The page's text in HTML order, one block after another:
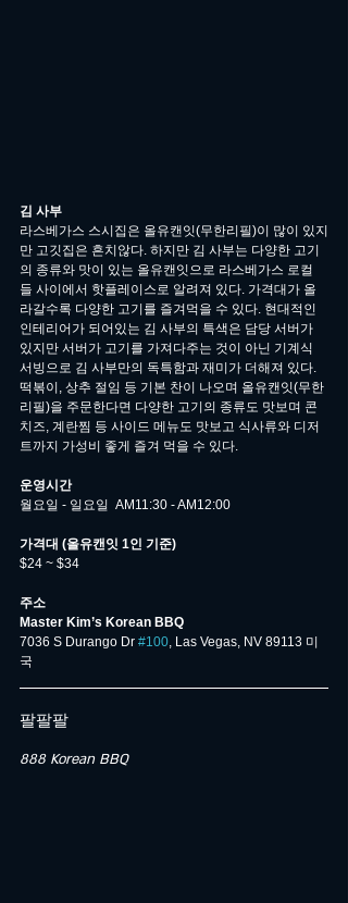
김 사부
라스베가스 스시집은 올유캔잇(무한리필)이 많이 있지
만 고깃집은 흔치않다. 하지만 김 사부는 다양한 고기
의 종류와 맛이 있는 올유캔잇으로 라스베가스 로컬
들 사이에서 핫플레이스로 알려져 있다. 가격대가 올
라갈수록 다양한 고기를 즐겨먹을 수 있다. 현대적인
인테리어가 되어있는 김 사부의 특색은 담당 서버가
있지만 서버가 고기를 가져다주는 것이 아닌 기계식
서빙으로 김 사부만의 독특함과 재미가 더해져 있다.
떡볶이, 상추 절임 등 기본 찬이 나오며 올유캔잇(무한
리필)을 주문한다면 다양한 고기의 종류도 맛보며 콘
치즈, 계란찜 등 사이드 메뉴도 맛보고 식사류와 디저
트까지 가성비 좋게 즐겨 먹을 수 있다.
운영시간
월요일 - 일요일  AM11:30 - AM12:00
가격대 (올유캔잇 1인 기준)
$24 ~ $34
주소
Master Kim’s Korean BBQ
7036 S Durango Dr #100, Las Vegas, NV 89113 미
국
팔팔팔
888 Korean BBQ